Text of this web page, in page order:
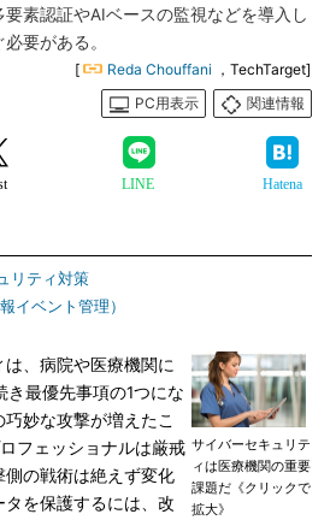
素認証やAIベースの監視などを導入し
要がある。
[ Reda Chouffani ，TechTarget]
PC用表示
関連情報
LINE Hatena
リティ対策
イベント管理）
サイバーセキュリテ
ィは医療機関の重要
課題だ《クリックで
拡大》
、病院や医療機関に
き最優先事項の1つにな
妙な攻撃が増えたこ
フェッショナルは厳戒
の戦術は絶えず変化
タを保護するには、改